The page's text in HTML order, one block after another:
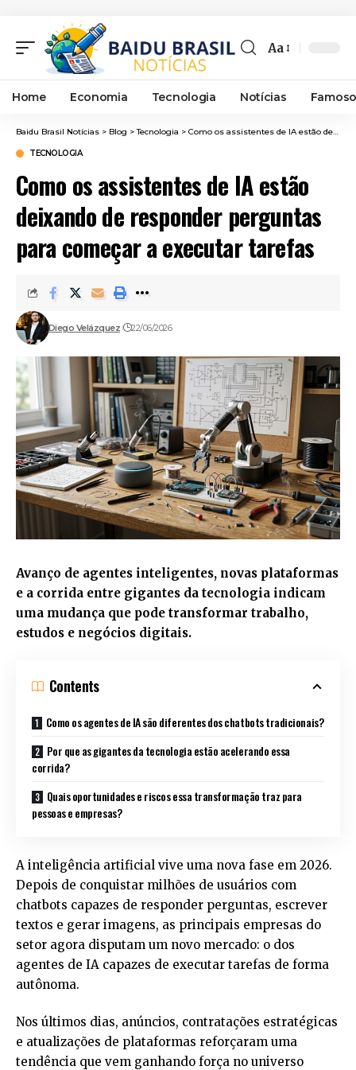
Font
Resizer
Aa
Home Economia Tecnologia Notícias
Baidu Brasil Notícias > Blog >Tecnologia > Como os assistentes de IA estão deixando de responder perguntas para começar a executar tarefas
TECNOLOGIA
Como os assistentes de IA estão
deixando de responder perguntas
para começar a executar tarefas
Diego Velázquez 22/06/2026
Avanço de agentes inteligentes, novas plataformas
e a corrida entre gigantes da tecnologia indicam
uma mudança que pode transformar trabalho,
estudos e negócios digitais.
Contents
Como os agentes de IA são diferentes dos chatbots tradicionais?
Por que as gigantes da tecnologia estão acelerando essa
corrida?
Quais oportunidades e riscos essa transformação traz para
pessoas e empresas?
A inteligência artificial vive uma nova fase em 2026.
Depois de conquistar milhões de usuários com
chatbots capazes de responder perguntas, escrever
textos e gerar imagens, as principais empresas do
setor agora disputam um novo mercado: o dos
agentes de IA capazes de executar tarefas de forma
autônoma.
Nos últimos dias, anúncios, contratações estratégicas
e atualizações de plataformas reforçaram uma
tendência que vem ganhando força no universo